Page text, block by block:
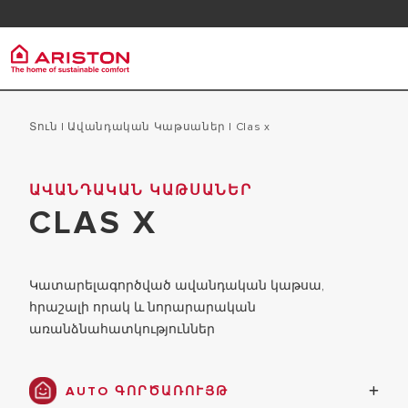
Արիստոն Գրուպ
ԿԱՐԻԵՐԱ
ԱՊՐԱՆՔՆԵՐ |
ՋՐԱՏԱՔԱՑՈՒՑԻՉՆԵՐ
Տուն | Ավանդական Կաթսաներ | clas x
ԱՎԱՆԴԱԿԱՆ ԿԱԹՍԱՆԵՐ
CLAS X
Կատարելագործված ավանդական կաթսա,
հրաշալի որակ և նորարարական
առանձնահատկություններ
AUTO ԳՈՐԾԱՌՈՒՅԹ